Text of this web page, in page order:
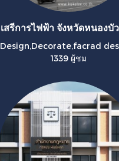
เสรีการไฟฟ้า จังหวัดหนองบั
Design,Decorate,facrad
1339 ผู้ชม